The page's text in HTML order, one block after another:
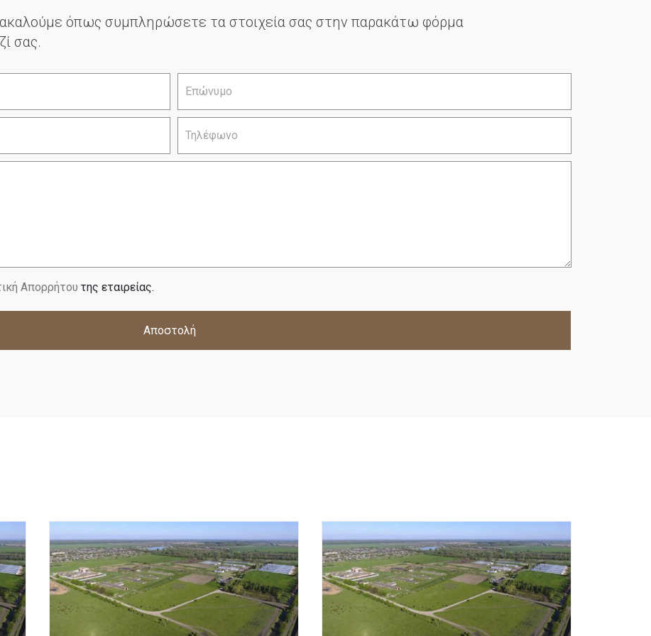
όπως συμπληρώσετε τα στοιχεία σας στην παρακάτω φόρμα
σας.
Απορρήτου της εταιρείας.
Αποστολή